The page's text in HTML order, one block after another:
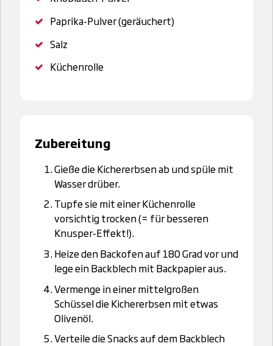
Paprika-Pulver (geräuchert)
Salz
Küchenrolle
Zubereitung
Gieße die Kichererbsen ab und spüle mit
Wasser drüber.
Tupfe sie mit einer Küchenrolle
vorsichtig trocken (= für besseren
Knusper-Effekt!).
Heize den Backofen auf 180 Grad vor und
lege ein Backblech mit Backpapier aus.
Vermenge in einer mittelgroßen
Schüssel die Kichererbsen mit etwas
Olivenöl.
Verteile die Snacks auf dem Backblech